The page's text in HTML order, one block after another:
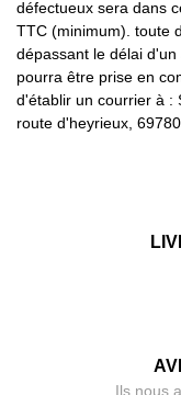
défectueux sera dans
TTC (minimum). toute
dépassant le délai
pourra être prise en
d'établir un courrier à :
route d'heyrieux,
Ils nous